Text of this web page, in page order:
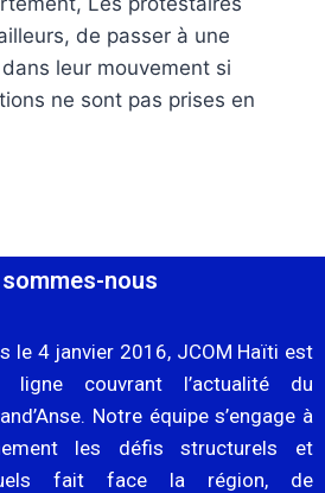
de passer à une
leur mouvement si
ne sont pas prises en
sommes-nous
le 4 janvier 2016, JCOM Haïti est
couvrant l’actualité du
Notre équipe s’engage à
les défis structurels et
fait face la région, de